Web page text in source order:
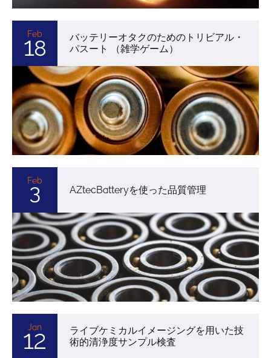
Feb
18
バッテリーオタクのためのトリビアル・
パスート （雑学ゲーム）
Feb
3 AZtecBatteryを使った品質管理
Jan
12
ライブケミカルイメージングを用いた技
術的清浄度サンプル検査